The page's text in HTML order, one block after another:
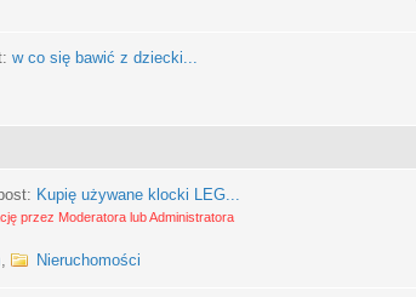
w co się bawić z dziecki...
Kupię używane klocki LEG...
przez Moderatora lub Administratora
, Nieruchomości